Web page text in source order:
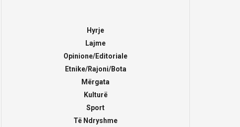
Hyrje
Lajme
Opinione/Editoriale
Etnike/Rajoni/Bota
Mërgata
Kulturë
Sport
Të Ndryshme